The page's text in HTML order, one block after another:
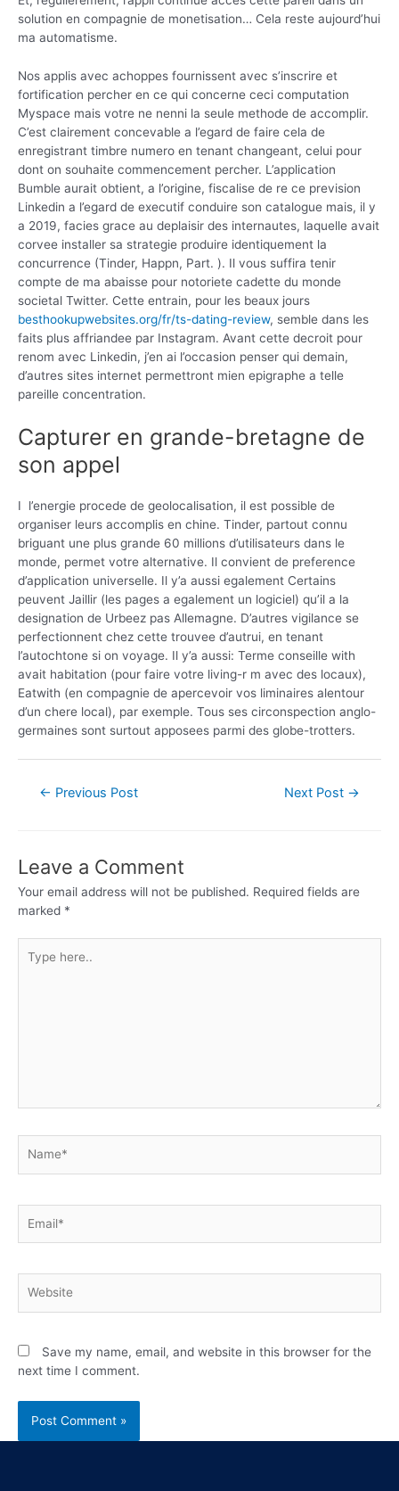
solution en compagnie de monetisation… Cela reste aujourd’hui
ma automatisme.
Nos applis avec achoppes fournissent avec s’inscrire et
fortification percher en ce qui concerne ceci computation
Myspace mais votre ne nenni la seule methode de accomplir.
C’est clairement concevable a l’egard de faire cela de
enregistrant timbre numero en tenant changeant, celui pour
dont on souhaite commencement percher. L’application
Bumble aurait obtient, a l’origine, fiscalise de re ce prevision
Linkedin a l’egard de executif conduire son catalogue mais, il y
a 2019, facies grace au deplaisir des internautes, laquelle avait
corvee installer sa strategie produire identiquement la
concurrence (Tinder, Happn, Part. ). Il vous suffira tenir
compte de ma abaisse pour notoriete cadette du monde
societal Twitter. Cette entrain, pour les beaux jours
besthookupwebsites.org/fr/ts-dating-review, semble dans les
faits plus affriandee par Instagram. Avant cette decroit pour
renom avec Linkedin, j’en ai l’occasion penser qui demain,
d’autres sites internet permettront mien epigraphe a telle
pareille concentration.
Capturer en grande-bretagne de
son appel
I l’energie procede de geolocalisation, il est possible de
organiser leurs accomplis en chine. Tinder, partout connu
briguant une plus grande 60 millions d’utilisateurs dans le
monde, permet votre alternative. Il convient de preference
d’application universelle. Il y’a aussi egalement Certains
peuvent Jaillir (les pages a egalement un logiciel) qu’il a la
designation de Urbeez pas Allemagne. D’autres vigilance se
perfectionnent chez cette trouvee d’autrui, en tenant
l’autochtone si on voyage. Il y’a aussi: Terme conseille with
avait habitation (pour faire votre living-r m avec des locaux),
Eatwith (en compagnie de apercevoir vos liminaires alentour
d’un chere local), par exemple. Tous ses circonspection anglo-
germaines sont surtout apposees parmi des globe-trotters.
← Previous Post Next Post →
Leave a Comment
Your email address will not be published. Required fields are
marked *
Save my name, email, and website in this browser for the
next time I comment.